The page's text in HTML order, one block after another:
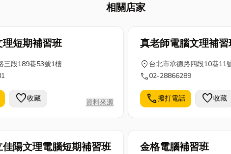
5種不同臉型該如何挑選眼
相關店家
短期補習班
三段189巷53號1樓
favorite收藏 資料來源
真老師電腦文理補
location_on 台北市承德路四段10巷11
call02-28866289
call撥打電話 favorite收藏
陽文理電腦短期補習班 金格電腦補習班